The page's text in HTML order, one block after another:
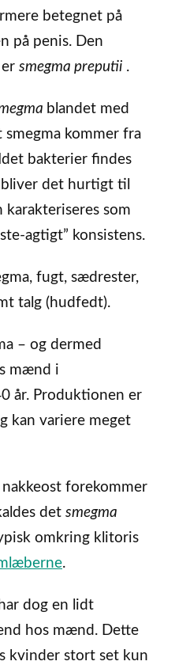
betegnet på
på penis. Den
smegma preputii .
blandet med
kommer fra
bakterier findes
det hurtigt til
karakteriseres som
agtigt” konsistens.
fugt, sædrester,
talg (hudfedt).
– og dermed
mænd i
år. Produktionen er
kan variere meget
forekommer
det smegma
omkring klitoris
.
dog en lidt
hos mænd. Dette
kvinder stort set kun